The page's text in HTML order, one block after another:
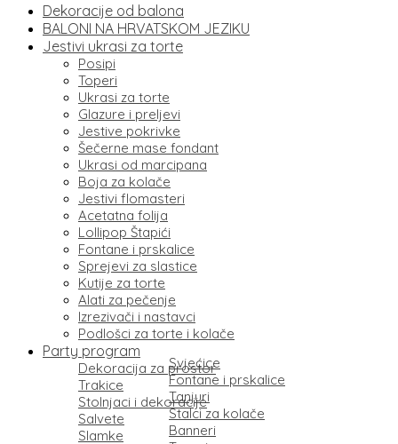
Dekoracije od balona
BALONI NA HRVATSKOM JEZIKU
Jestivi ukrasi za torte
Posipi
Toperi
Ukrasi za torte
Glazure i preljevi
Jestive pokrivke
Šečerne mase fondant
Ukrasi od marcipana
Boja za kolače
Jestivi flomasteri
Acetatna folija
Lollipop Štapići
Fontane i prskalice
Sprejevi za slastice
Kutije za torte
Alati za pečenje
Izrezivači i nastavci
Podlošci za torte i kolače
Party program
Dekoracija za prostor
Svjećice
Trakice
Fontane i prskalice
Stolnjaci i dekoracije
Tanjuri
Salvete
Stalci za kolače
Slamke
Banneri